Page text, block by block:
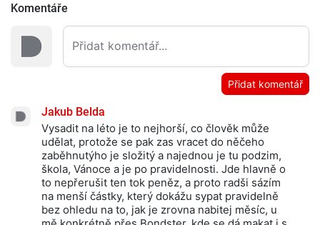
Komentáře
Přidat komentář
Jakub Belda
Vysadit na léto je to nejhorší, co člověk může
udělat, protože se pak zas vracet do něčeho
zaběhnutýho je složitý a najednou je tu podzim,
škola, Vánoce a je po pravidelnosti. Jde hlavně o
to nepřerušit ten tok peněz, a proto radši sázím
na menší částky, který dokážu sypat pravidelně
bez ohledu na to, jak je zrovna nabitej měsíc, u